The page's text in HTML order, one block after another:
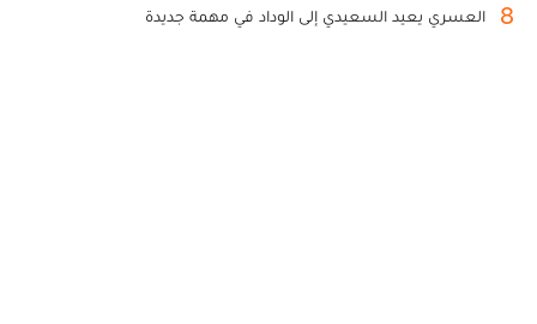
8 العسري يعيد السعيدي إلى الوداد في مهمة جديدة